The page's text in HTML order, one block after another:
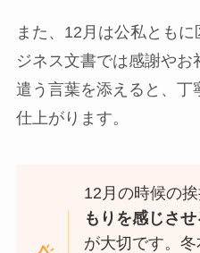
また、12月は公私とも
ジネス文書では感謝や
遣う言葉を添えると、丁
仕上がります。
12月の時候の
もりを感じさ
が大切です。